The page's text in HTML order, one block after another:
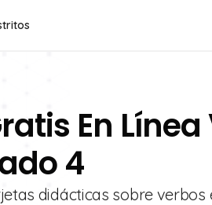
En Línea
4
didácticas sobre